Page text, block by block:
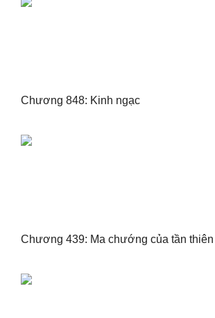
Chương 848: Kinh ngạc
Chương 439: Ma chướng của tần